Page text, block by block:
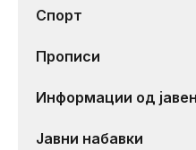
Спорт
Прописи
Информации од
Јавни набавки